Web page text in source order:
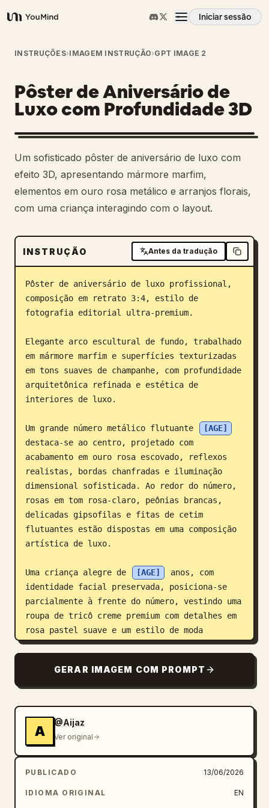
YouMind
Iniciar sessão
Visão geral
Casos de uso
Habilidades
Prompts
Preços
Transferir
Blogue
INSTRUÇÕES›IMAGEM INSTRUÇÃO›GPT IMAGE 2
Pôster de Aniversário de
Luxo com Profundidade 3D
Um sofisticado pôster de aniversário de luxo com
efeito 3D, apresentando mármore marfim,
elementos em ouro rosa metálico e arranjos florais,
com uma criança interagindo com o layout.
INSTRUÇÃO Antes da tradução
Pôster de aniversário de luxo profissional,
composição em retrato 3:4, estilo de
fotografia editorial ultra-premium.
Elegante arco escultural de fundo, trabalhado
em mármore marfim e superfícies texturizadas
em tons suaves de champanhe, com profundidade
arquitetônica refinada e estética de
interiores de luxo.
Um grande número metálico flutuante
[AGE]
destaca-se ao centro, projetado com
acabamento em ouro rosa escovado, reflexos
realistas, bordas chanfradas e iluminação
dimensional sofisticada. Ao redor do número,
rosas em tom rosa-claro, peônias brancas,
delicadas gipsofilas e fitas de cetim
flutuantes estão dispostas em uma composição
artística de luxo.
Uma criança alegre de [AGE]
anos, com
identidade facial preservada, posiciona-se
parcialmente à frente do número, vestindo uma
roupa de tricô creme premium com detalhes em
rosa pastel suave e um estilo de moda
infantil luxuoso. Riso natural e genuíno,
O rosto, um braço e uma perna da criança
primeiro plano, criando um efeito de
profundidade 3D imersivo e em camadas, com
perspectiva realista e interação de sombras.
A luz suave do pôr do sol entra através de
grandes janelas arquitetônicas, produzindo
GERAR IMAGEM COM PROMPT
A
@Aijaz
Ver original
PUBLICADO 13/06/2026
IDIOMA ORIGINAL EN